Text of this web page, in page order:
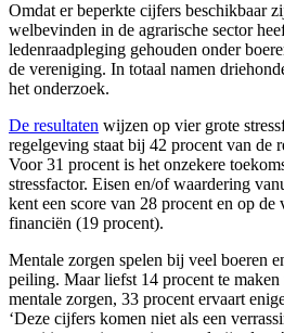
Omdat er beperkte cijfers beschikbaar
welbevinden in de agrarische sector
ledenraadpleging gehouden onder
de vereniging. In totaal namen
het onderzoek.
De resultaten wijzen op vier grote
regelgeving staat bij 42 procent van de
Voor 31 procent is het onzekere
stressfactor. Eisen en/of waardering
kent een score van 28 procent en op de
financiën (19 procent).
Mentale zorgen spelen bij veel boeren
peiling. Maar liefst 14 procent te maken
mentale zorgen, 33 procent ervaart
‘Deze cijfers komen niet als een